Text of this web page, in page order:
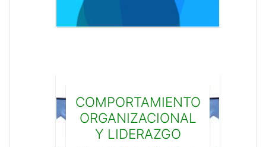
COMPORTAMIENTO
ORGANIZACIONAL
Y LIDERAZGO